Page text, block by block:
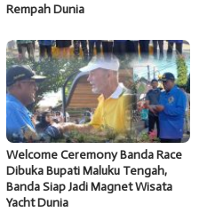
Rempah Dunia
Welcome Ceremony Banda Race
Dibuka Bupati Maluku Tengah,
Banda Siap Jadi Magnet Wisata
Yacht Dunia